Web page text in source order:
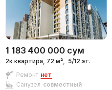
1 183 400 000 сум
2к квартира, 72 м², 5/12 эт.
Ремонт нет
Санузел совместный